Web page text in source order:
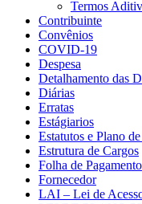
Termos
Contribuinte
Convênios
COVID-19
Despesa
Detalhamento das
Diárias
Erratas
Estágiarios
Estatutos e Plano
Estrutura de Cargos
Folha de Pagamento
Fornecedor
LAI – Lei de